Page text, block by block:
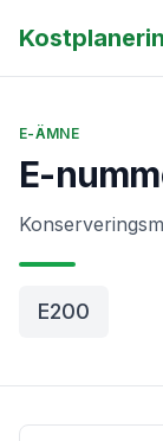
E-ÄMNE
E-
E200